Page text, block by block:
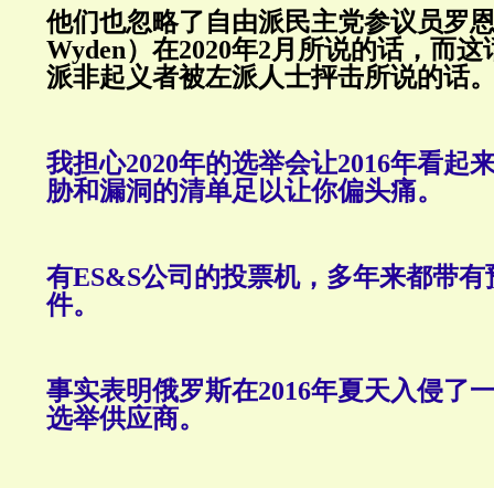
他们也忽略了自由派民主党参议员罗
Wyden）在2020年2月所说的话，而
派非起义者被左派人士抨击所说的话
我担心2020年的选举会让2016年看起
胁和漏洞的清单足以让你偏头痛。
有ES&S公司的投票机，多年来都带
件。
事实表明俄罗斯在2016年夏天入侵了
选举供应商。